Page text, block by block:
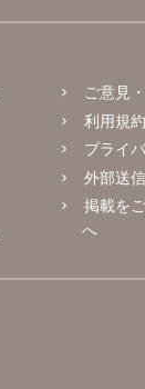
ご意見
利用規約
プライ
外部送
掲載を
へ